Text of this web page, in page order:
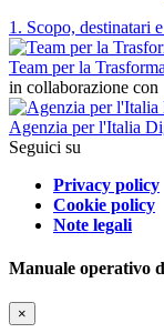
1. Scopo, destinatari
Team per la
in collaborazione con
Agenzia per l'Italia
Seguici su
Privacy policy
Cookie policy
Note legali
Manuale operativo
×